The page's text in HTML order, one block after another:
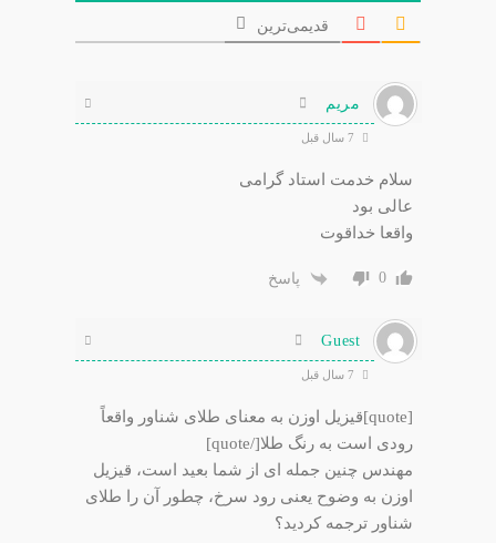
قدیمی‌ترین
مریم
سلام خدمت استاد گرامی
عالی بود
واقعا خداقوت
0 پاسخ
Guest
[quote]قیزیل اوزن به معنای طلای شناور واقعاً
رودی است به رنگ طلا[/quote]
مهندس چنین جمله ای از شما بعید است، قیزیل
اوزن به وضوح یعنی رود سرخ، چطور آن را طلای
شناور ترجمه کردید؟